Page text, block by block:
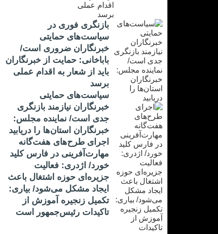
بازنگری فوری در
سیاست‌های حمایتی
خبرنگاران ضروری است/
باباخانی: حمایت از خبرنگاران
باید از شعار به اقدام عملی
برسد
سیاست‌های حمایتی
خبرنگاران نیازمند بازنگری
جدی است/ نماینده مجلس:
خبرنگاران استان‌ها را دریابید
اجرای طرح‌های هفت‌گانه
مهارت‌آفرینی در فارس کلید
خورد/ اژدری: فعالیت
جزیره‌‌ای حوزه اشتغال باعث
ایجاد مشکل می‌شود/ بیاری:
تکمیل زنجیره آموزش از
تاکیدات رئیس‌جمهور است